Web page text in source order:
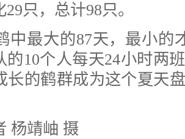
只，总计98只。
最大的87天，最小的
的10个人每天24小时两
长的鹤群成为这个夏天
靖岫 摄